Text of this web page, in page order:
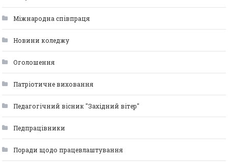
Міжнародна співпраця
Новини коледжу
Оголошення
Патріотичне виховання
Педагогічний вісник "Західний вітер"
Педпрацівники
Поради щодо працевлаштування